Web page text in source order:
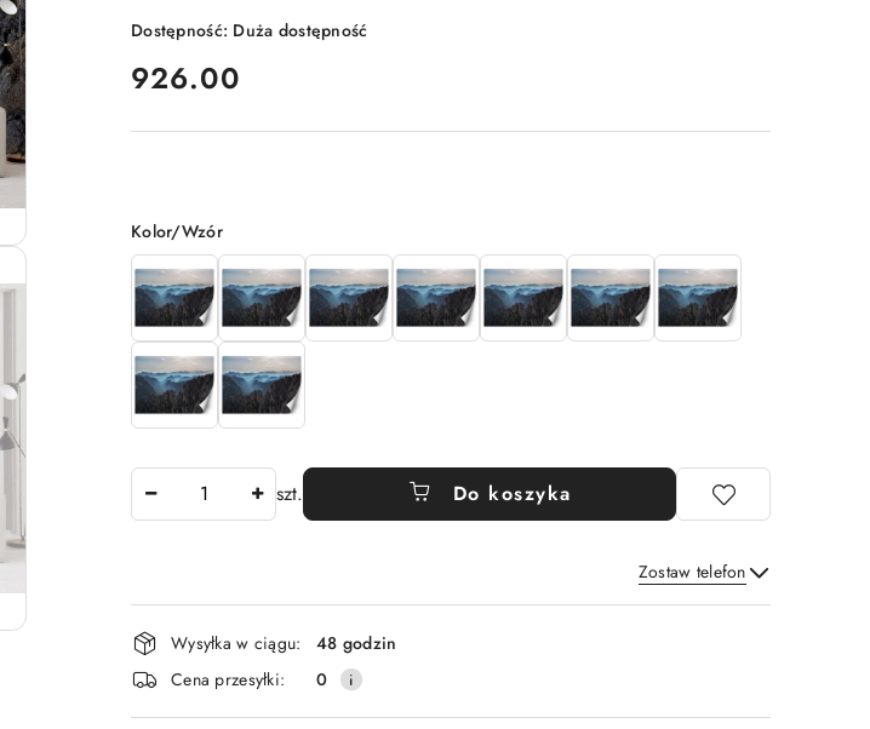
Dostępność: Duża dostępność
cena:
926.00
Wariant
Kolor/Wzór
szt. Do koszyka
Zostaw telefon
Wyślij
Dostępność
i
dostawa
Wysyłka w ciągu:
48 godzin
Cena przesyłki:
0